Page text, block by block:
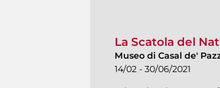
La Scatola del
Museo di Casal de'
14/02 - 30/06/2021